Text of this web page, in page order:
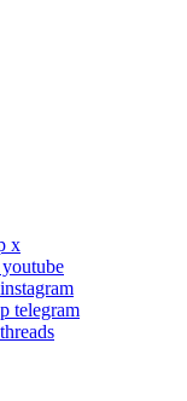
x
telegram